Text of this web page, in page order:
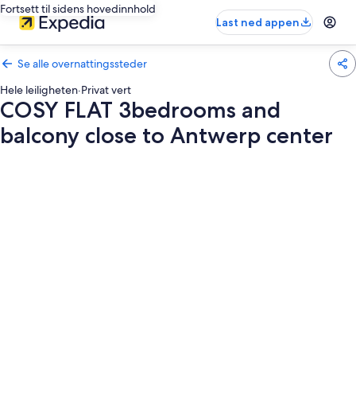
Fortsett til sidens hovedinnhold
Last ned appen
Se alle overnattingssteder
Hele leiligheten·Privat vert
COSY FLAT 3bedrooms and
balcony close to Antwerp center